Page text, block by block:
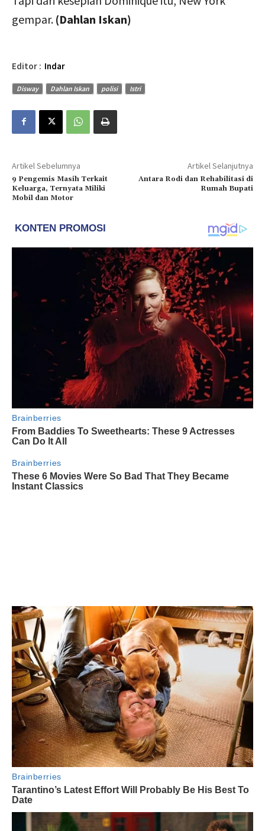
gempar. (Dahlan Iskan)
Editor : Indar
Disway Dahlan Iskan polisi Istri
Artikel Sebelumnya
9 Pengemis Masih Terkait
Keluarga, Ternyata Miliki
Mobil dan Motor
Artikel Selanjutnya
Antara Rodi dan Rehabilitasi di
Rumah Bupati